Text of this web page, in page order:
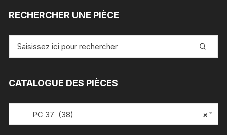
RECHERCHER UNE PIÈCE
pour
CATALOGUE DES PIÈCES
×
PC 37 (38)